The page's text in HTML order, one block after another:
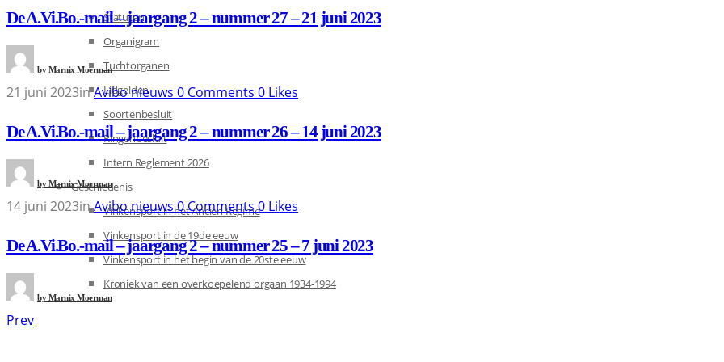
Statuten
Organigram
Tuchtorganen
Lidgelden
Soortenbesluit
Ringenbesluit
Intern Reglement 2026
Geschiedenis
Vinkensport in het Ancien Regime
Vinkensport in de 19de eeuw
Vinkensport in het begin van de 20ste eeuw
Kroniek van een overkoepelend orgaan 1934-1994
De A.Vi.Bo.-mail – jaargang 2 – nummer 27 – 21 juni 2023
byMarnix Moerman
21 juni 2023inAvibo nieuws 0 Comments 0 Likes
De A.Vi.Bo.-mail – jaargang 2 – nummer 26 – 14 juni 2023
byMarnix Moerman
14 juni 2023inAvibo nieuws 0Comments 0 Likes
De A.Vi.Bo.-mail – jaargang 2 – nummer 25 – 7 juni 2023
byMarnix Moerman
Prev